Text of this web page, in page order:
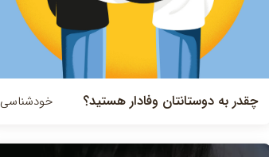
چقدر به دوستانتان وفادار هستید؟ خودشناسی